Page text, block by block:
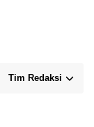
Tim Redaksi